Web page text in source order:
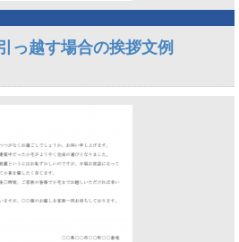
っ越す場合の挨拶文例